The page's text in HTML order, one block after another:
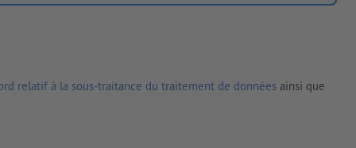
relatif à la sous-traitance du traitement de données ainsi que